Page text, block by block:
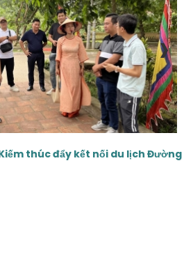
thúc đẩy kết nối du lịch Đường
›